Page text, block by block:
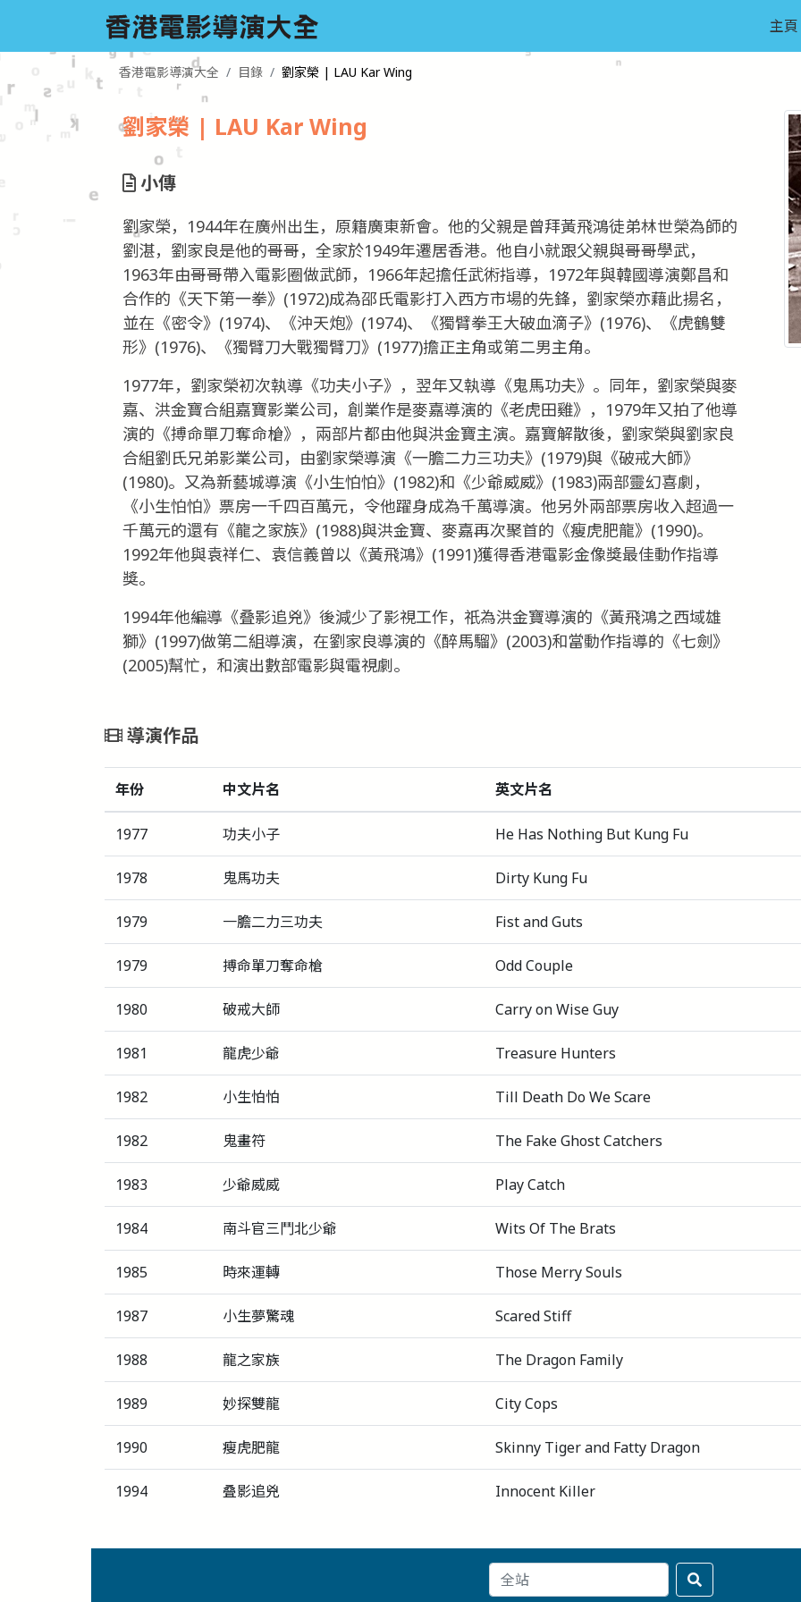
主頁
香港電影導演大全 目錄 劉家榮 | LAU Kar Wing
劉家榮 | LAU Kar Wing
小傳
劉家榮，1944年在廣州出生，原籍廣東新會。他的父親是曾拜黃飛鴻徒弟林世榮為師的
劉湛，劉家良是他的哥哥，全家於1949年遷居香港。他自小就跟父親與哥哥學武，
1963年由哥哥帶入電影圈做武師，1966年起擔任武術指導，1972年與韓國導演鄭昌和
合作的《天下第一拳》(1972)成為邵氏電影打入西方市場的先鋒，劉家榮亦藉此揚名，
並在《密令》(1974)、《沖天炮》(1974)、《獨臂拳王大破血滴子》(1976)、《虎鶴雙
形》(1976)、《獨臂刀大戰獨臂刀》(1977)擔正主角或第二男主角。
1977年，劉家榮初次執導《功夫小子》，翌年又執導《鬼馬功夫》。同年，劉家榮與麥
嘉、洪金寶合組嘉寶影業公司，創業作是麥嘉導演的《老虎田雞》，1979年又拍了他導
演的《搏命單刀奪命槍》，兩部片都由他與洪金寶主演。嘉寶解散後，劉家榮與劉家良
合組劉氏兄弟影業公司，由劉家榮導演《一膽二力三功夫》(1979)與《破戒大師》
(1980)。又為新藝城導演《小生怕怕》(1982)和《少爺威威》(1983)兩部靈幻喜劇，
《小生怕怕》票房一千四百萬元，令他躍身成為千萬導演。他另外兩部票房收入超過一
千萬元的還有《龍之家族》(1988)與洪金寶、麥嘉再次聚首的《瘦虎肥龍》(1990)。
1992年他與袁祥仁、袁信義曾以《黃飛鴻》(1991)獲得香港電影金像獎最佳動作指導
獎。
1994年他編導《叠影追兇》後減少了影視工作，祇為洪金寶導演的《黃飛鴻之西域雄
獅》(1997)做第二組導演，在劉家良導演的《醉馬騮》(2003)和當動作指導的《七劍》
(2005)幫忙，和演出數部電影與電視劇。
導演作品
年份 中文片名 英文片名
1977 功夫小子 He Has Nothing But Kung Fu
1978 鬼馬功夫 Dirty Kung Fu
1979 一膽二力三功夫 Fist and Guts
1979 搏命單刀奪命槍 Odd Couple
1980 破戒大師 Carry on Wise Guy
1981 龍虎少爺 Treasure Hunters
1982 小生怕怕 Till Death Do We Scare
1982 鬼畫符 The Fake Ghost Catchers
1983 少爺威威 Play Catch
1984 南斗官三鬥北少爺 Wits Of The Brats
1985 時來運轉 Those Merry Souls
1987 小生夢驚魂 Scared Stiff
1988 龍之家族 The Dragon Family
1989 妙探雙龍 City Cops
1990 瘦虎肥龍 Skinny Tiger and Fatty Dragon
1994 叠影追兇 Innocent Killer